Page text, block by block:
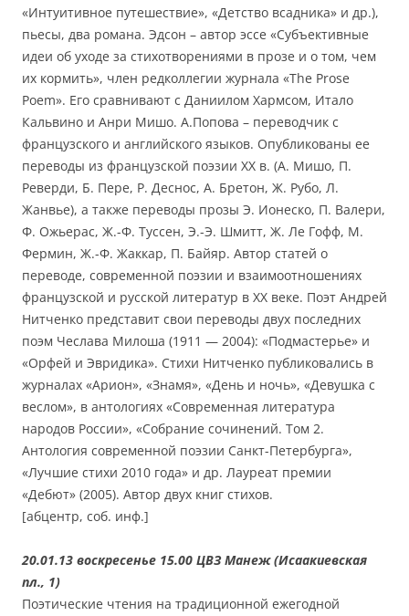
«Интуитивное путешествие», «Детство всадника» и др.),
пьесы, два романа. Эдсон – автор эссе «Субъективные
идеи об уходе за стихотворениями в прозе и о том, чем
их кормить», член редколлегии журнала «The Prose
Poem». Его сравнивают с Даниилом Хармсом, Итало
Кальвино и Анри Мишо. А.Попова – переводчик с
французского и английского языков. Опубликованы ее
переводы из французской поэзии XX в. (А. Мишо, П.
Реверди, Б. Пере, Р. Деснос, А. Бретон, Ж. Рубо, Л.
Жанвье), а также переводы прозы Э. Ионеско, П. Валери,
Ф. Ожьерас, Ж.-Ф. Туссен, Э.-Э. Шмитт, Ж. Ле Гофф, М.
Фермин, Ж.-Ф. Жаккар, П. Байяр. Автор статей о
переводе, современной поэзии и взаимоотношениях
французской и русской литератур в XX веке. Поэт Андрей
Нитченко представит свои переводы двух последних
поэм Чеслава Милоша (1911 — 2004): «Подмастерье» и
«Орфей и Эвридика». Стихи Нитченко публиковались в
журналах «Арион», «Знамя», «День и ночь», «Девушка с
веслом», в антологиях «Современная литература
народов России», «Собрание сочинений. Том 2.
Антология современной поэзии Санкт-Петербурга»,
«Лучшие стихи 2010 года» и др. Лауреат премии
«Дебют» (2005). Автор двух книг стихов.
[абцентр, соб. инф.]
20.01.13 воскресенье 15.00 ЦВЗ Манеж (Исаакиевская
пл., 1)
Поэтические чтения на традиционной ежегодной